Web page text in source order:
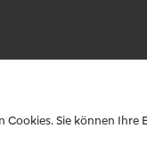
Sie können Ihre